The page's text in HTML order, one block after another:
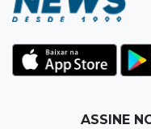
Corinthians
para 7º no
Na Vila
ASSINE